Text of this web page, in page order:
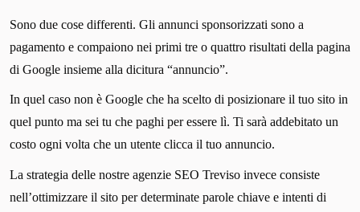
Sono due cose differenti. Gli annunci sponsorizzati sono a
pagamento e compaiono nei primi tre o quattro risultati della pagina
di Google insieme alla dicitura “annuncio”.
In quel caso non è Google che ha scelto di posizionare il tuo sito in
quel punto ma sei tu che paghi per essere lì. Ti sarà addebitato un
costo ogni volta che un utente clicca il tuo annuncio.
La strategia delle nostre agenzie SEO Treviso invece consiste
nell’ottimizzare il sito per determinate parole chiave e intenti di